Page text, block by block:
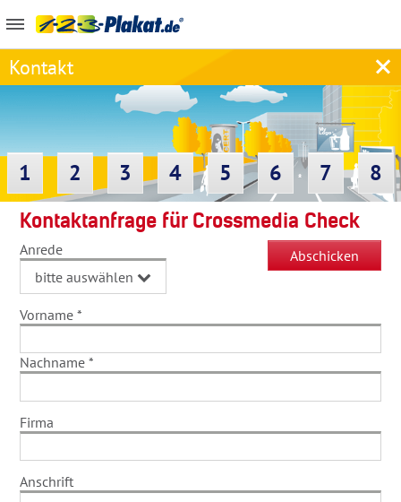
Kontakt
1 2 3 4 5 6 7 8
Kontaktanfrage für Crossmedia Check
Anrede
Vorname *
Nachname *
Firma
Anschrift